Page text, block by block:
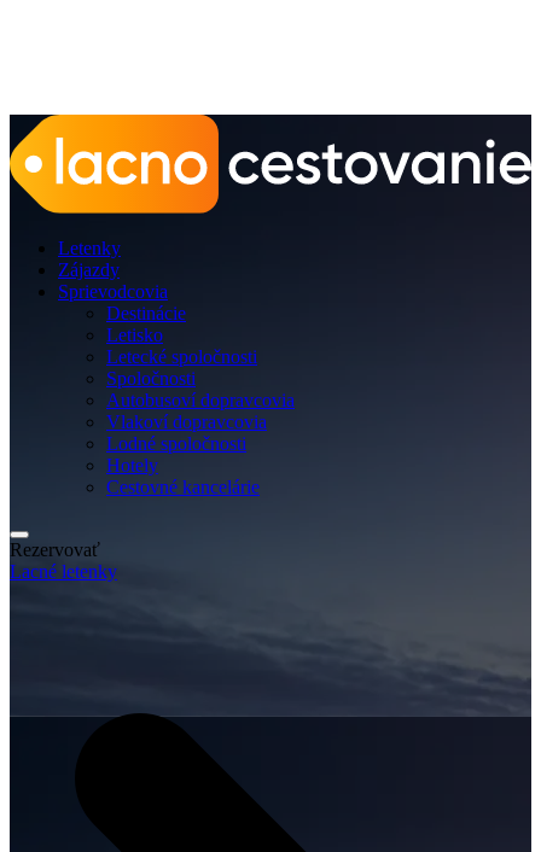
Letenky
Zájazdy
Sprievodcovia
Destinácie
Letisko
Letecké spoločnosti
Spoločnosti
Autobusoví dopravcovia
Vlakoví dopravcovia
Lodné spoločnosti
Hotely
Cestovné kancelárie
Rezervovať
Lacné letenky